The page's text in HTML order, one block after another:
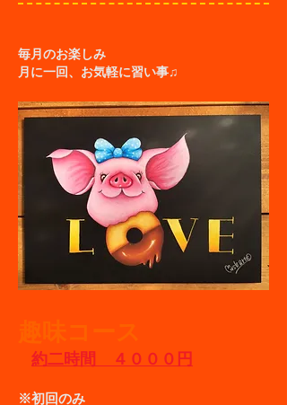
毎月のお楽しみ
月に一回、お気軽に習い事♫
約二時間 ４０００円
※初回のみ